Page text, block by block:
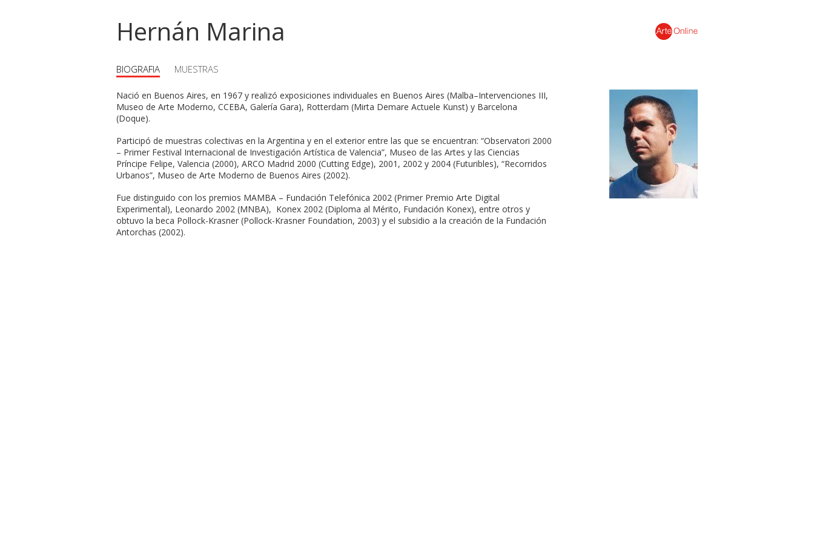
Hernán Marina
BIOGRAFIA MUESTRAS
Nació en Buenos Aires, en 1967 y realizó exposiciones individuales en Buenos Aires (Malba–Intervenciones III,
Museo de Arte Moderno, CCEBA, Galería Gara), Rotterdam (Mirta Demare Actuele Kunst) y Barcelona
(Doque).
Participó de muestras colectivas en la Argentina y en el exterior entre las que se encuentran: “Observatori 2000
– Primer Festival Internacional de Investigación Artística de Valencia”, Museo de las Artes y las Ciencias
Príncipe Felipe, Valencia (2000), ARCO Madrid 2000 (Cutting Edge), 2001, 2002 y 2004 (Futuribles), “Recorridos
Urbanos”, Museo de Arte Moderno de Buenos Aires (2002).
Fue distinguido con los premios MAMBA – Fundación Telefónica 2002 (Primer Premio Arte Digital
Experimental), Leonardo 2002 (MNBA), Konex 2002 (Diploma al Mérito, Fundación Konex), entre otros y
obtuvo la beca Pollock-Krasner (Pollock-Krasner Foundation, 2003) y el subsidio a la creación de la Fundación
Antorchas (2002).